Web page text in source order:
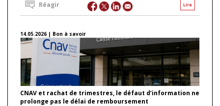
Lire
Réagir
14.05.2026 | Bon à savoir
CNAV et rachat de trimestres, le défaut d’information ne
prolonge pas le délai de remboursement